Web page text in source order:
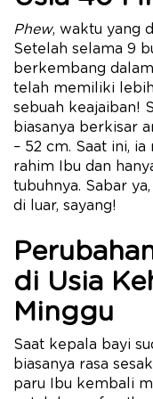
Phew, waktu yang
Setelah selama 9
berkembang
telah memiliki
sebuah keajaiban!
biasanya berkisar
– 52 cm. Saat ini,
rahim Ibu dan
tubuhnya. Sabar
di luar, sayang!
di Usia
Minggu
Saat kepala bayi
biasanya rasa
paru Ibu kembali